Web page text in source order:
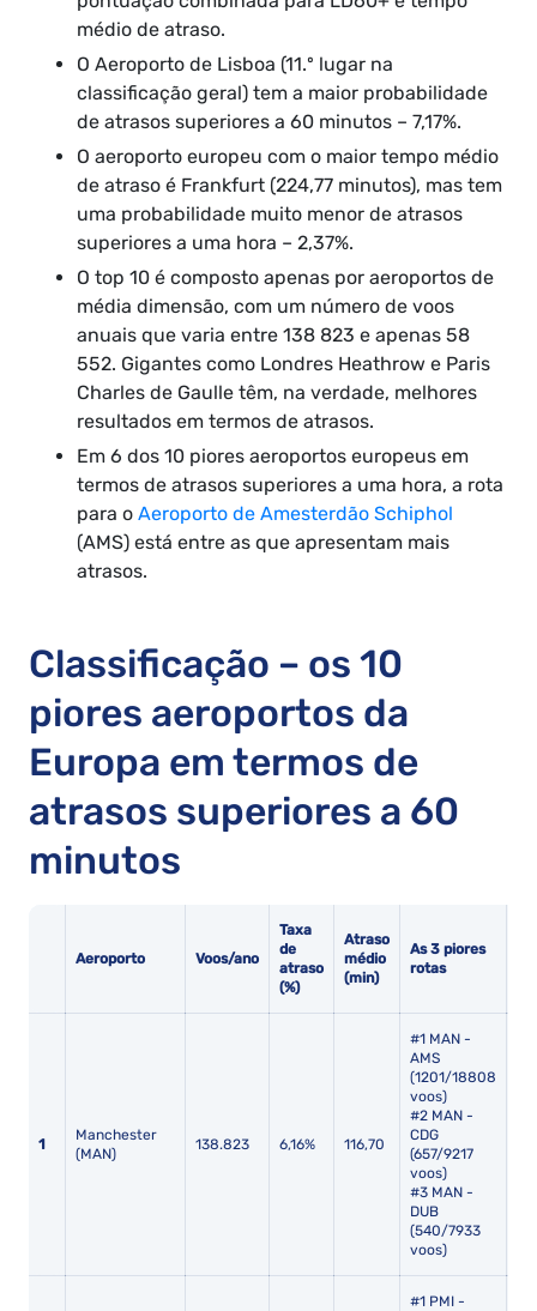
médio de atraso.
O Aeroporto de Lisboa (11.º lugar na
classificação geral) tem a maior probabilidade
de atrasos superiores a 60 minutos – 7,17%.
O aeroporto europeu com o maior tempo médio
de atraso é Frankfurt (224,77 minutos), mas tem
uma probabilidade muito menor de atrasos
superiores a uma hora – 2,37%.
O top 10 é composto apenas por aeroportos de
média dimensão, com um número de voos
anuais que varia entre 138 823 e apenas 58
552. Gigantes como Londres Heathrow e Paris
Charles de Gaulle têm, na verdade, melhores
resultados em termos de atrasos.
Em 6 dos 10 piores aeroportos europeus em
termos de atrasos superiores a uma hora, a rota
para o Aeroporto de Amesterdão Schiphol
(AMS) está entre as que apresentam mais
atrasos.
Classificação – os 10
piores aeroportos da
Europa em termos de
atrasos superiores a 60
minutos
Aeroporto Voos/ano
Taxa
de
atraso
(%)
Atraso
médio
(min)
As 3 piores
rotas
1
Manchester
(MAN)
138.823 6,16% 116,70
#1 MAN -
AMS
(1201/18808
voos)
#2 MAN -
CDG
(657/9217
voos)
#3 MAN -
DUB
(540/7933
voos)
#1 PMI -